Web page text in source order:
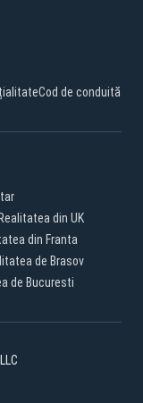
Cod de conduită
Realitatea din UK
din Franta
de Brasov
de Bucuresti